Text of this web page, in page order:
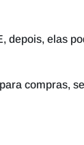
depois, elas
compras,